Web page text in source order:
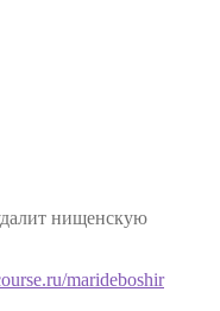
нищенскую
marideboshir